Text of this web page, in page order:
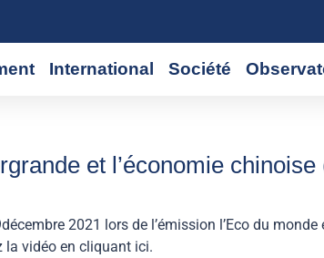
International Société
et l’économie chinoise
2021 lors de l’émission l’Eco du
la vidéo en cliquant ici.